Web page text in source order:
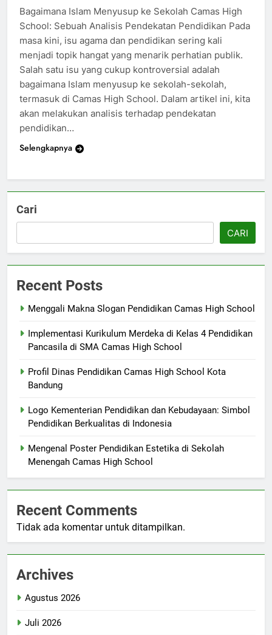
Bagaimana Islam Menyusup ke Sekolah Camas High
School: Sebuah Analisis Pendekatan Pendidikan Pada
masa kini, isu agama dan pendidikan sering kali
menjadi topik hangat yang menarik perhatian publik.
Salah satu isu yang cukup kontroversial adalah
bagaimana Islam menyusup ke sekolah-sekolah,
termasuk di Camas High School. Dalam artikel ini, kita
akan melakukan analisis terhadap pendekatan
pendidikan…
Selengkapnya
Cari
CARI
Recent Posts
Menggali Makna Slogan Pendidikan Camas High School
Implementasi Kurikulum Merdeka di Kelas 4 Pendidikan
Pancasila di SMA Camas High School
Profil Dinas Pendidikan Camas High School Kota
Bandung
Logo Kementerian Pendidikan dan Kebudayaan: Simbol
Pendidikan Berkualitas di Indonesia
Mengenal Poster Pendidikan Estetika di Sekolah
Menengah Camas High School
Recent Comments
Tidak ada komentar untuk ditampilkan.
Archives
Agustus 2026
Juli 2026